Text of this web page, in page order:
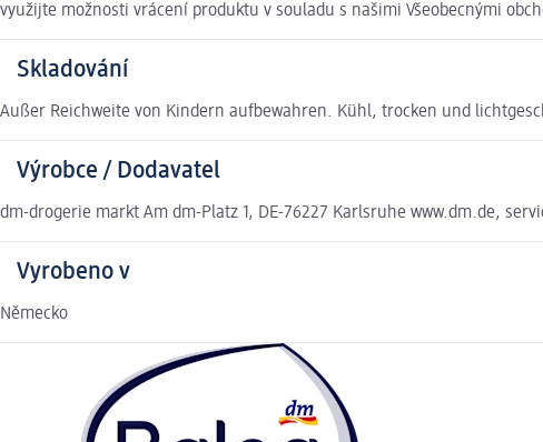
využijte možnosti vrácení produktu v souladu s našimi Všeobecnými
Skladování
Außer Reichweite von Kindern aufbewahren. Kühl, trocken und
Výrobce / Dodavatel
dm-drogerie markt Am dm-Platz 1, DE-76227 Karlsruhe www.dm.de,
Vyrobeno v
Německo